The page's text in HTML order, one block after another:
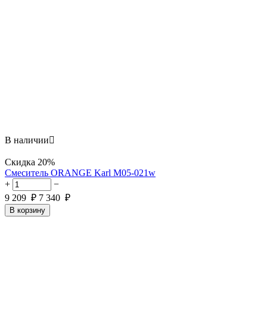
В наличии
Скидка 20%
Смеситель ORANGE Karl M05-021w
+
−
9 209 ₽ 7 340 ₽
В корзину